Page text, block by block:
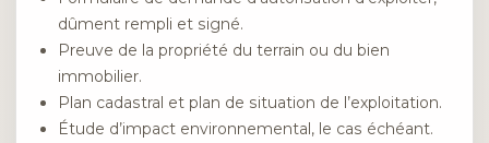
dûment rempli et signé.
Preuve de la propriété du terrain ou du bien
immobilier.
Plan cadastral et plan de situation de l’exploitation.
Étude d’impact environnemental, le cas échéant.